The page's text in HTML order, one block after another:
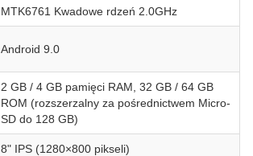
MTK6761 Kwadowe rdzeń 2.0GHz
Android 9.0
2 GB / 4 GB pamięci RAM, 32 GB / 64 GB
ROM (rozszerzalny za pośrednictwem Micro-
SD do 128 GB)
8" IPS (1280×800 pikseli)